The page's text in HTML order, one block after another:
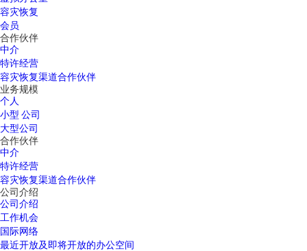
容灾恢复
会员
合作伙伴
中介
特许经营
容灾恢复渠道合作伙伴
业务规模
个人
小型 公司
大型公司
合作伙伴
中介
特许经营
容灾恢复渠道合作伙伴
公司介绍
公司介绍
工作机会
国际网络
最近开放及即将开放的办公空间